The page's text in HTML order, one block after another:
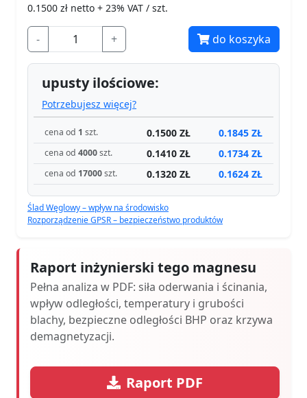
0.1500 zł netto + 23% VAT / szt.
- + do koszyka
upusty ilościowe:
Potrzebujesz więcej?
cena od 1 szt. 0.1500 ZŁ 0.1845 ZŁ
cena od 4000szt. 0.1410 ZŁ 0.1734 ZŁ
cena od 17000szt. 0.1320 ZŁ 0.1624 ZŁ
Ślad Węglowy – wpływ na środowisko
Rozporządzenie GPSR – bezpieczeństwo produktów
Raport inżynierski tego magnesu
Pełna analiza w PDF: siła oderwania i ścinania,
wpływ odległości, temperatury i grubości
blachy, bezpieczne odległości BHP oraz krzywa
demagnetyzacji.
Raport PDF